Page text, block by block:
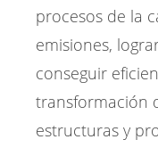
procesos de la
emisiones,
conseguir
transformación
estructuras y